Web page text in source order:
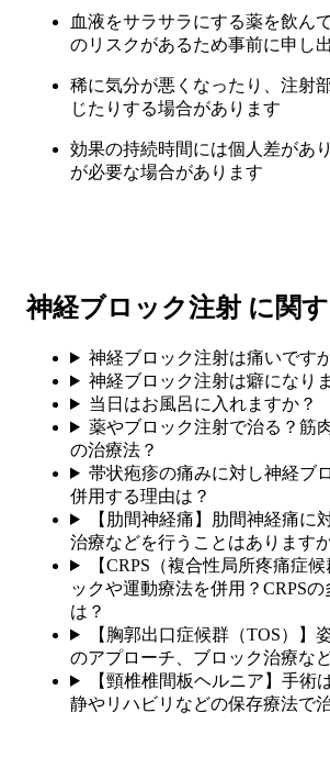
血液をサラサラにする薬を飲ん
のリスクがあるため事前に申し
稀に気分が悪くなったり、注射
じたりする場合があります
効果の持続時間には個人差があ
が必要な場合があります
神経ブロック注射 に関
神経ブロック注射は痛いです
神経ブロック注射は癖になり
当日はお風呂に入れますか？
薬やブロック注射で治る？筋
の治療法？
帯状疱疹の痛みに対し神経ブ
併用する理由は？
【肋間神経痛】肋間神経痛に
治療などを行うことはあります
【CRPS（複合性局所疼痛症
ックや運動療法を併用？CRPS
は？
【胸郭出口症候群（TOS）】
のアプローチ、ブロック治療な
【頸椎椎間板ヘルニア】手術
静やリハビリなどの保存療法で